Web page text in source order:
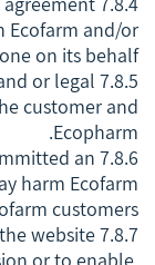
Ecofarm and/or
on its behalf.
or legal
customer and
Ecopharm.
an
harm Ecofarm
customers.
the website